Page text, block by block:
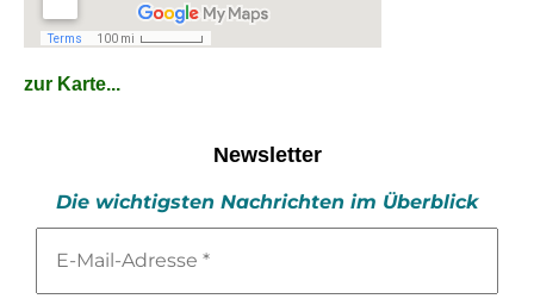
zur Karte...
Newsletter
Die wichtigsten Nachrichten im Überblick
Mail-